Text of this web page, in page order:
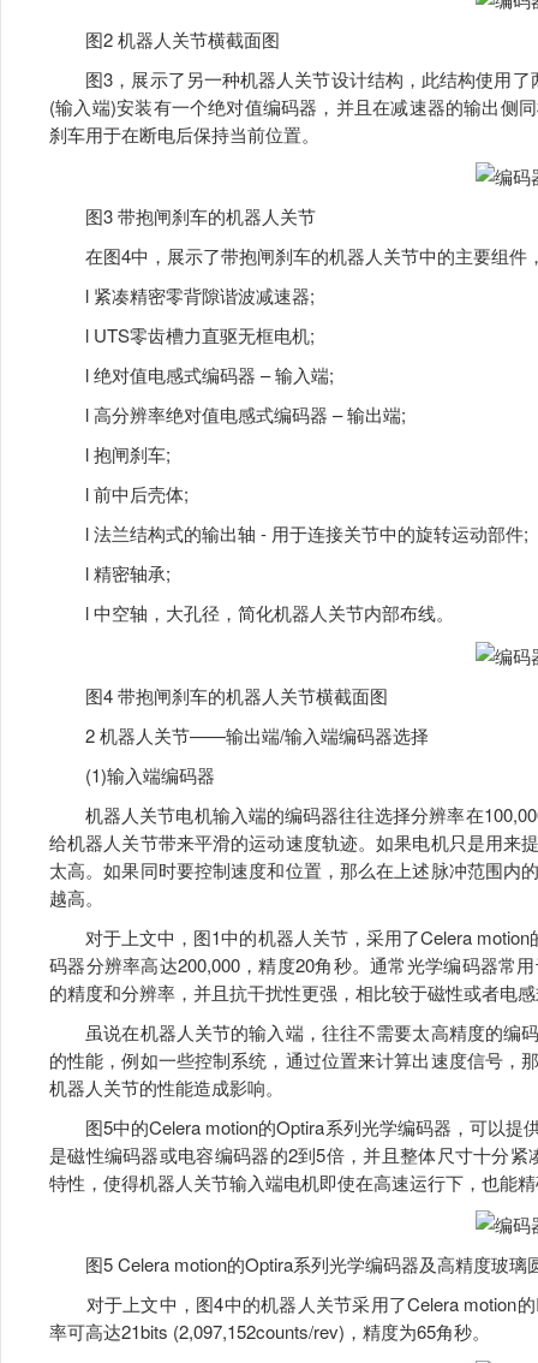
图2 机器人关节横截面图
图3，展示了另一种机器人关节设计结构，此结构使用了
(输入端)安装有一个绝对值编码器，并且在减速器的输出侧
刹车用于在断电后保持当前位置。
图3 带抱闸刹车的机器人关节
在图4中，展示了带抱闸刹车的机器人关节中的主要组件
l 紧凑精密零背隙谐波减速器;
l UTS零齿槽力直驱无框电机;
l 绝对值电感式编码器 – 输入端;
l 高分辨率绝对值电感式编码器 – 输出端;
l 抱闸刹车;
l 前中后壳体;
l 法兰结构式的输出轴 - 用于连接关节中的旋转运动部件;
l 精密轴承;
l 中空轴，大孔径，简化机器人关节内部布线。
图4 带抱闸刹车的机器人关节横截面图
2 机器人关节——输出端/输入端编码器选择
(1)输入端编码器
机器人关节电机输入端的编码器往往选择分辨率在
给机器人关节带来平滑的运动速度轨迹。如果电机只是用来
太高。如果同时要控制速度和位置，那么在上述脉冲范围内
越高。
对于上文中，图1中的机器人关节，采用了Celera motion
码器分辨率高达200,000，精度20角秒。通常光学编码器常
的精度和分辨率，并且抗干扰性更强，相比较于磁性或者电
虽说在机器人关节的输入端，往往不需要太高精度的编
的性能，例如一些控制系统，通过位置来计算出速度信号，
机器人关节的性能造成影响。
图5中的Celera motion的Optira系列光学编码器，可以提
是磁性编码器或电容编码器的2到5倍，并且整体尺寸十分
特性，使得机器人关节输入端电机即使在高速运行下，也能
图5 Celera motion的Optira系列光学编码器及高精度玻璃
对于上文中，图4中的机器人关节采用了Celera motion
率可高达21bits (2,097,152counts/rev)，精度为65角秒。